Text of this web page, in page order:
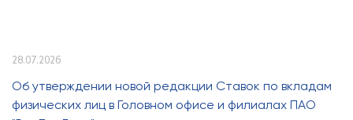
28.07.2026
Об утверждении новой редакции Ставок по вкладам
физических лиц в Головном офисе и филиалах ПАО